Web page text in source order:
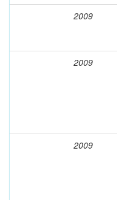
2009
2009
2009